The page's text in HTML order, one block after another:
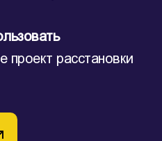
проект расстановки